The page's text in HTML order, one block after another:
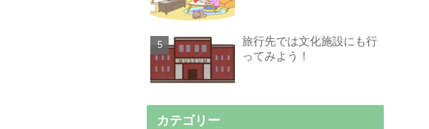
旅行先では文化施設にも行
ってみよう！
カテゴリー